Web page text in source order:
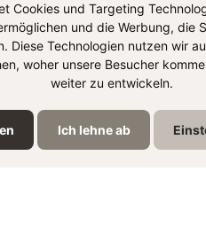
Cookies und Targeting
und die Werbung, die
Diese Technologien nutzen wir
woher unsere Besucher
weiter zu entwickeln.
Ich lehne ab